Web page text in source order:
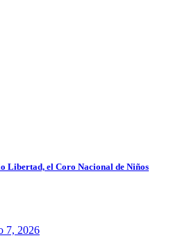
Libertad, el Coro Nacional de Niños
7, 2026